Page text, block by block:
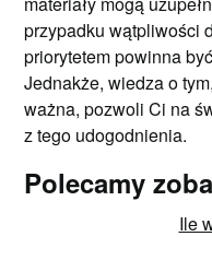
przypadku wątpliwości
priorytetem powinna
Jednakże, wiedza o
ważna, pozwoli Ci na
z tego udogodnienia.
Polecamy
Ile